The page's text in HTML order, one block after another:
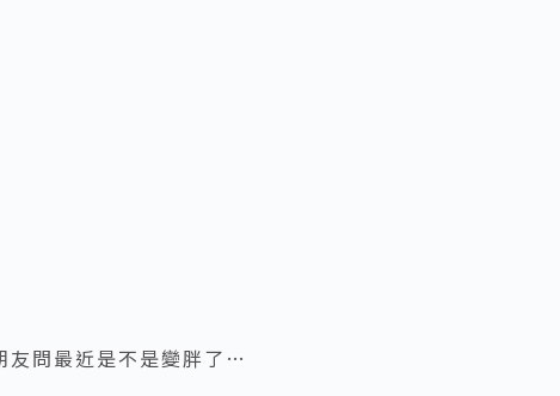
友問最近是不是變胖了…